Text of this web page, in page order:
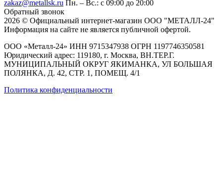
zakaz@metallsk.ru Пн. – Вс.: с 09:00 до 20:00
Обратный звонок
2026 © Официальный интернет-магазин ООО "МЕТАЛЛ-24"
Информация на сайте не является публичной офертой.
ООО «Металл-24» ИНН 9715347938 ОГРН 1197746350581
Юридический адрес: 119180, г. Москва, ВН.ТЕР.Г.
МУНИЦИПАЛЬНЫЙ ОКРУГ ЯКИМАНКА, УЛ БОЛЬШАЯ
ПОЛЯНКА, Д. 42, СТР. 1, ПОМЕЩ. 4/1
Политика конфиденциальности